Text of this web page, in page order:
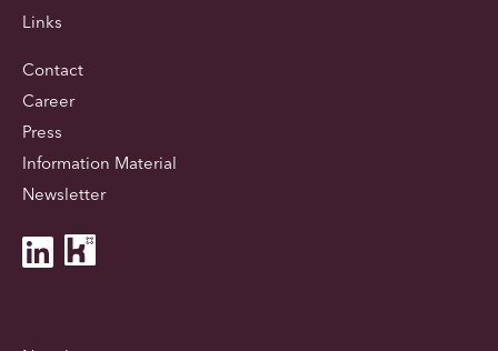
Links
Contact
Career
Press
Information Material
Newsletter